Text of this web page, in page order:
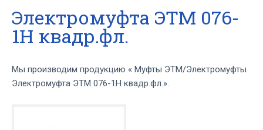
Электромуфта ЭТМ 076-
1Н квадр.фл.
Мы производим продукцию « Муфты ЭТМ/Электромуфты
Электромуфта ЭТМ 076-1Н квадр.фл.».